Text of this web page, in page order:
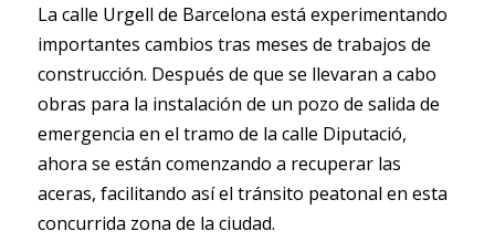
La calle Urgell de Barcelona está experimentando
importantes cambios tras meses de trabajos de
construcción. Después de que se llevaran a cabo
obras para la instalación de un pozo de salida de
emergencia en el tramo de la calle Diputació,
ahora se están comenzando a recuperar las
aceras, facilitando así el tránsito peatonal en esta
concurrida zona de la ciudad.